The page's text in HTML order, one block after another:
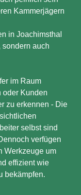
Kammerjägern
in Joachimsthal
auch
im Raum
oder Kunden
zu erkennen - Die
selbst sind
verfügen
Werkzeuge um
effizient wie
bekämpfen.